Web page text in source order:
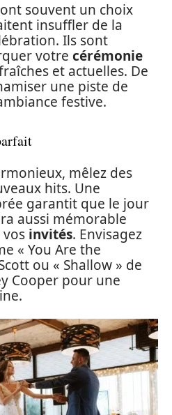
souvent un choix
insuffler de la
Ils sont
votre cérémonie
et actuelles. De
une piste de
festive.
mêlez des
hits. Une
garantit que le jour
aussi mémorable
invités. Envisagez
« You Are the
ou « Shallow » de
Cooper pour une